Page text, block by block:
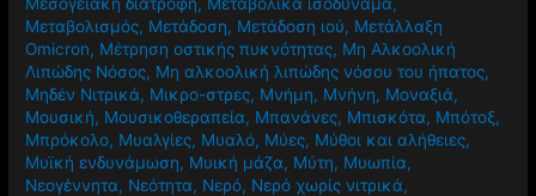
Μεταβολισμός, Μετάδοση, Μετάδοση ιού, Μετάλλαξη
Omicron, Μέτρηση οστικής πυκνότητας, Μη Αλκοολική
Λιπώδης Νόσος, Μη αλκοολική λιπώδης νόσου του ήπατος,
Μηδέν Νιτρικά, Μικρο-στρες, Μνήμη, Μνήνη, Μοναξιά,
Μουσική, Μουσικοθεραπεία, Μπανάνες, Μπισκότα, Μπότοξ,
Μπρόκολο, Μυαλγίες, Μυαλό, Μύες, Μύθοι και αλήθειες,
Μυϊκή ενδυνάμωση, Μυική μάζα, Μύτη, Μυωπία,
Νεογέννητα, Νεότητα, Νερό, Νερό χωρίς νιτρικά,